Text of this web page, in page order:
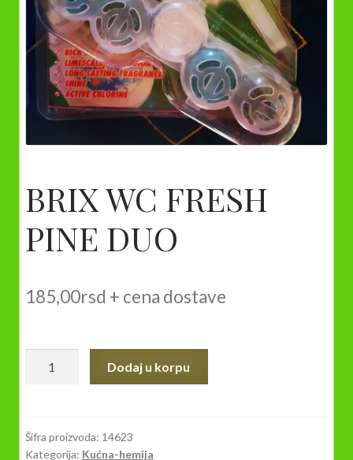
BRIX WC FRESH
PINE DUO
185,00rsd + cena dostave
DUO
količina
Dodaj u korpu
Šifra proizvoda: 14623
Kategorija: Kućna-hemija